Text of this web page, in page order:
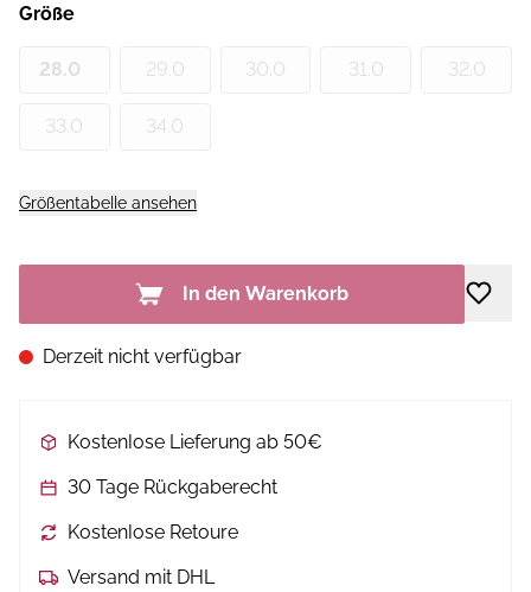
Größe
28.0 29.0 30.0 31.0 32.0
33.0 34.0
Größentabelle ansehen
In den Warenkorb
Derzeit nicht verfügbar
Kostenlose Lieferung ab 50€
30 Tage Rückgaberecht
Kostenlose Retoure
Versand mit DHL